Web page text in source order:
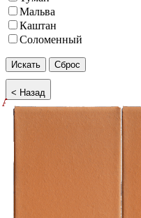
Мальва
Каштан
Соломенный
Акция